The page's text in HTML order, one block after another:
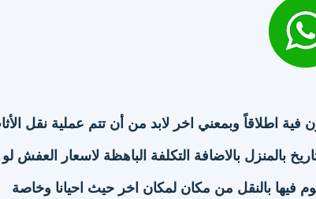
فية اطلاقاً وبمعني اخر لابد من أن تتم عملية نقل
بالمنزل بالاضافة التكلفة الباهظة لاسعار العفش لو
فيها بالنقل من مكان لمكان اخر حيث احيانا وخاصة